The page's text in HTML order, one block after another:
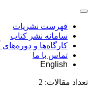
فهرست نشریات
سامانه نشر کتاب
کارگاه‌ها و
تماس با ما
English
تعداد مقالات: 2